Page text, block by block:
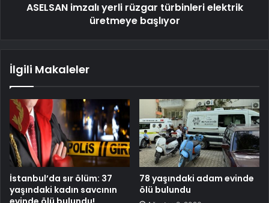
ASELSAN imzalı yerli rüzgar türbinleri elektrik
üretmeye başlıyor
İlgili Makaleler
İstanbul’da sır ölüm: 37
yaşındaki kadın savcının
78 yaşındaki adam evinde
ölü bulundu